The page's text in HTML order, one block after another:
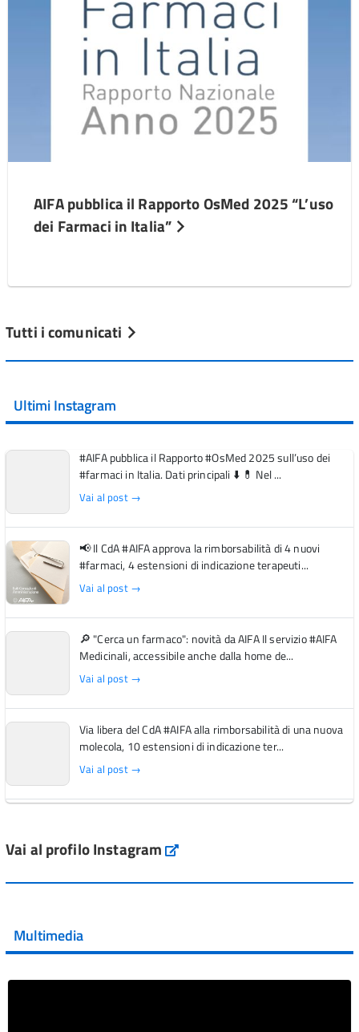
AIFA pubblica il Rapporto OsMed 2025 “L’uso
dei Farmaci in Italia”
Tutti i comunicati
Ultimi Instagram
#AIFA pubblica il Rapporto #OsMed 2025 sull’uso dei
#farmaci in Italia. Dati principali ⬇️ 💊 Nel ...
Vai al post →
📢 Il CdA #AIFA approva la rimborsabilità di 4 nuovi
#farmaci, 4 estensioni di indicazione terapeuti...
Vai al post →
🔎 "Cerca un farmaco": novità da AIFA Il servizio #AIFA
Medicinali, accessibile anche dalla home de...
Vai al post →
Via libera del CdA #AIFA alla rimborsabilità di una nuova
molecola, 10 estensioni di indicazione ter...
Vai al post →
Vai al post →
Vai al post →
Vai al profilo Instagram Instagram
Multimedia